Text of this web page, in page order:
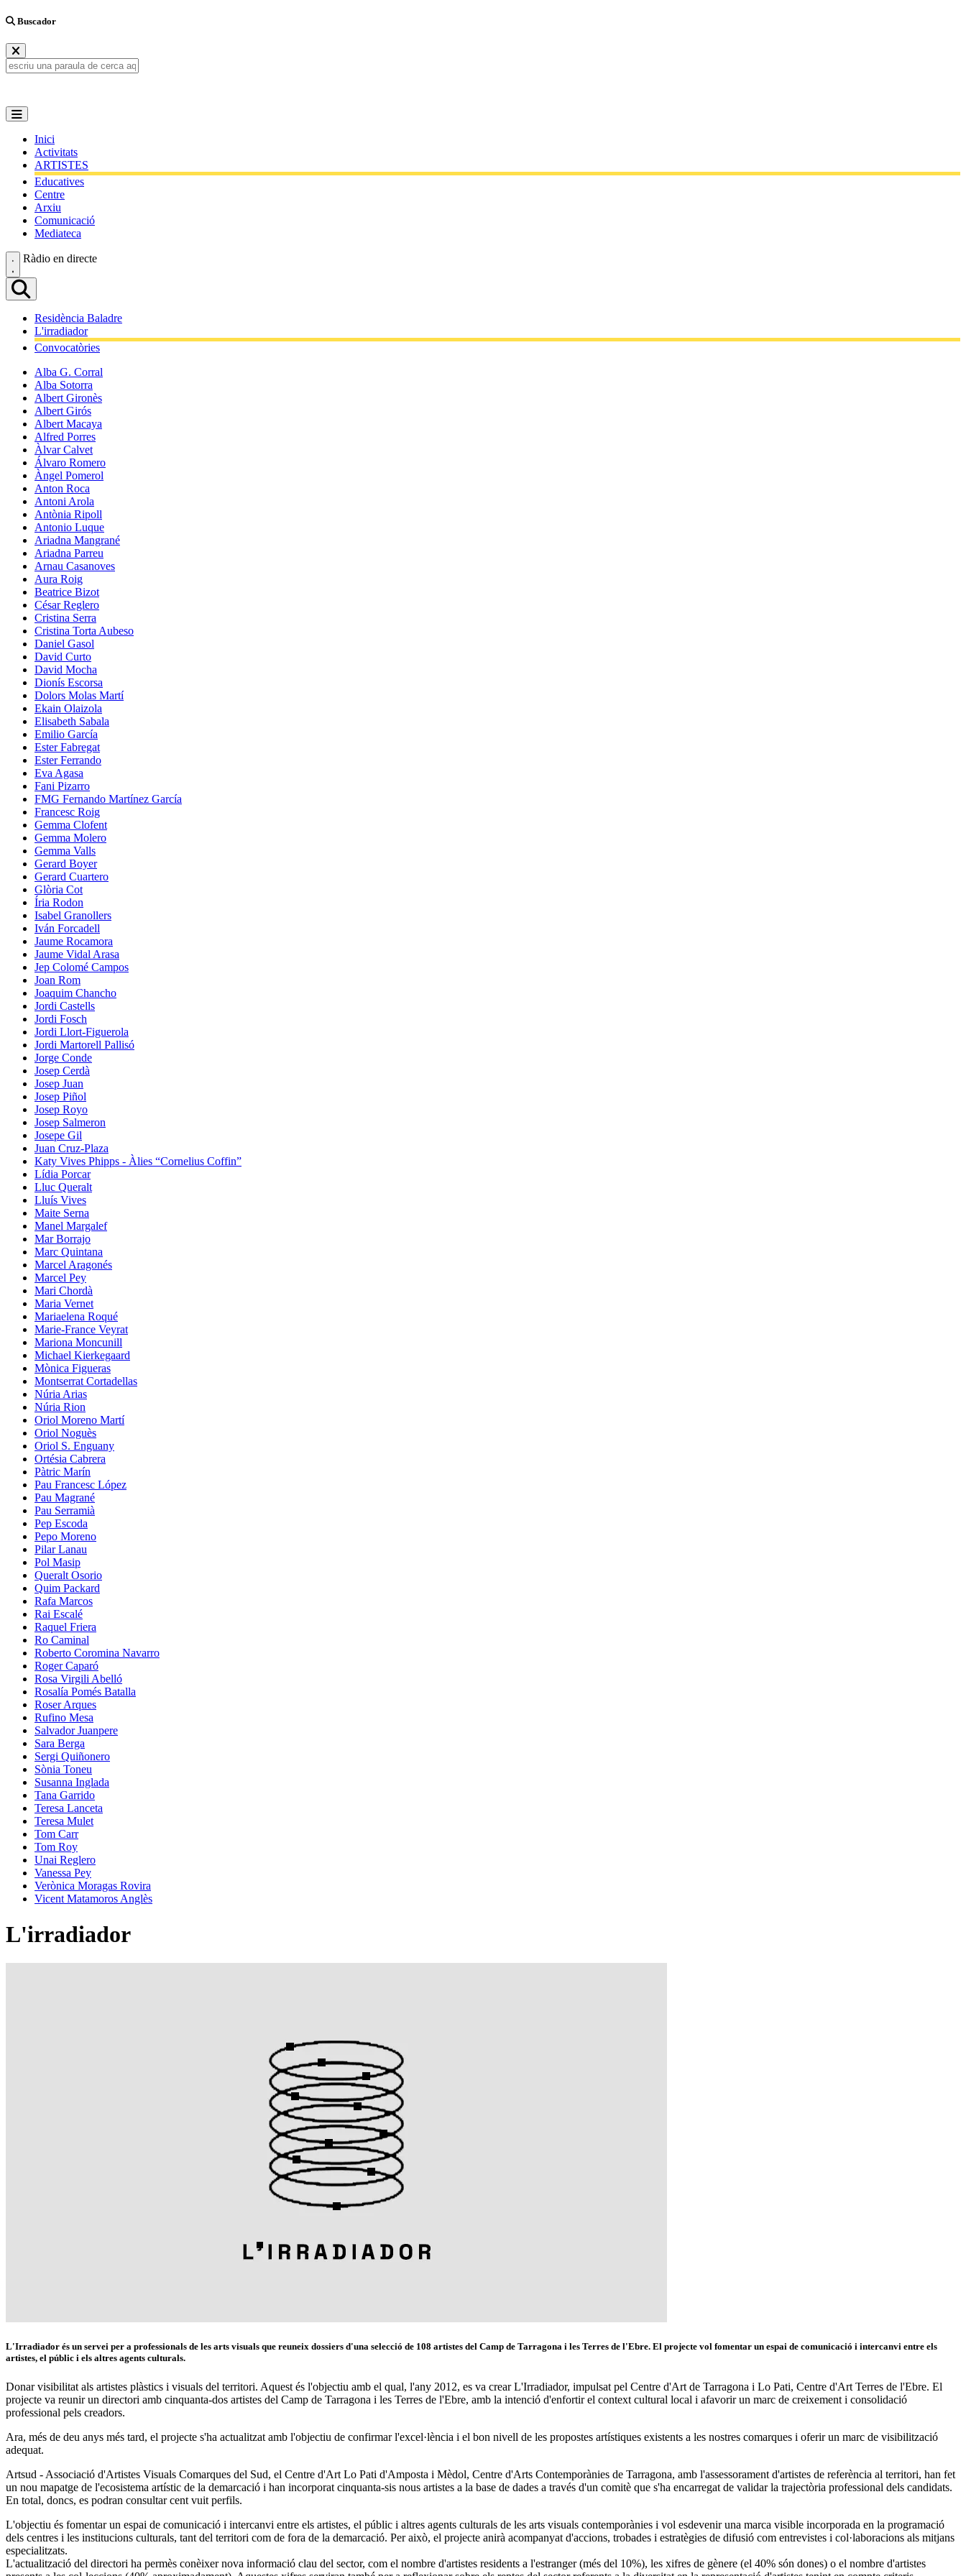
Buscador
Inici
Activitats
ARTISTES
Educatives
Centre
Arxiu
Comunicació
Mediateca
Ràdio en directe
Residència Baladre
L'irradiador
Convocatòries
Alba G. Corral
Alba Sotorra
Albert Gironès
Albert Girós
Albert Macaya
Alfred Porres
Àlvar Calvet
Álvaro Romero
Àngel Pomerol
Anton Roca
Antoni Arola
Antònia Ripoll
Antonio Luque
Ariadna Mangrané
Ariadna Parreu
Arnau Casanoves
Aura Roig
Beatrice Bizot
César Reglero
Cristina Serra
Cristina Torta Aubeso
Daniel Gasol
David Curto
David Mocha
Dionís Escorsa
Dolors Molas Martí
Ekain Olaizola
Elisabeth Sabala
Emilio García
Ester Fabregat
Ester Ferrando
Eva Agasa
Fani Pizarro
FMG Fernando Martínez García
Francesc Roig
Gemma Clofent
Gemma Molero
Gemma Valls
Gerard Boyer
Gerard Cuartero
Glòria Cot
Íria Rodon
Isabel Granollers
Iván Forcadell
Jaume Rocamora
Jaume Vidal Arasa
Jep Colomé Campos
Joan Rom
Joaquim Chancho
Jordi Castells
Jordi Fosch
Jordi Llort-Figuerola
Jordi Martorell Pallisó
Jorge Conde
Josep Cerdà
Josep Juan
Josep Piñol
Josep Royo
Josep Salmeron
Josepe Gil
Juan Cruz-Plaza
Katy Vives Phipps - Àlies “Cornelius Coffin”
Lídia Porcar
Lluc Queralt
Lluís Vives
Maite Serna
Manel Margalef
Mar Borrajo
Marc Quintana
Marcel Aragonés
Marcel Pey
Mari Chordà
Maria Vernet
Mariaelena Roqué
Marie-France Veyrat
Mariona Moncunill
Michael Kierkegaard
Mònica Figueras
Montserrat Cortadellas
Núria Arias
Núria Rion
Oriol Moreno Martí
Oriol Noguès
Oriol S. Enguany
Ortésia Cabrera
Pàtric Marín
Pau Francesc López
Pau Magrané
Pau Serramià
Pep Escoda
Pepo Moreno
Pilar Lanau
Pol Masip
Queralt Osorio
Quim Packard
Rafa Marcos
Rai Escalé
Raquel Friera
Ro Caminal
Roberto Coromina Navarro
Roger Caparó
Rosa Virgili Abelló
Rosalía Pomés Batalla
Roser Arques
Rufino Mesa
Salvador Juanpere
Sara Berga
Sergi Quiñonero
Sònia Toneu
Susanna Inglada
Tana Garrido
Teresa Lanceta
Teresa Mulet
Tom Carr
Tom Roy
Unai Reglero
Vanessa Pey
Verònica Moragas Rovira
Vicent Matamoros Anglès
L'irradiador
L'Irradiador és un servei per a professionals de les arts visuals que reuneix dossiers d'una selecció de 108 artistes del Camp de Tarragona i les Terres de l'Ebre. El projecte vol fomentar un espai de comunicació i intercanvi entre els
artistes, el públic i els altres agents culturals.
Donar visibilitat als artistes plàstics i visuals del territori. Aquest és l'objectiu amb el qual, l'any 2012, es va crear L'Irradiador, impulsat pel Centre d'Art de Tarragona i Lo Pati, Centre d'Art Terres de l'Ebre. El
projecte va reunir un directori amb cinquanta-dos artistes del Camp de Tarragona i les Terres de l'Ebre, amb la intenció d'enfortir el context cultural local i afavorir un marc de creixement i consolidació
professional pels creadors.
Ara, més de deu anys més tard, el projecte s'ha actualitzat amb l'objectiu de confirmar l'excel·lència i el bon nivell de les propostes artístiques existents a les nostres comarques i oferir un marc de visibilització
adequat.
Artsud - Associació d'Artistes Visuals Comarques del Sud, el Centre d'Art Lo Pati d'Amposta i Mèdol, Centre d'Arts Contemporànies de Tarragona, amb l'assessorament d'artistes de referència al territori, han fet
un nou mapatge de l'ecosistema artístic de la demarcació i han incorporat cinquanta-sis nous artistes a la base de dades a través d'un comitè que s'ha encarregat de validar la trajectòria professional dels candidats.
En total, doncs, es podran consultar cent vuit perfils.
L'objectiu és fomentar un espai de comunicació i intercanvi entre els artistes, el públic i altres agents culturals de les arts visuals contemporànies i vol esdevenir una marca visible incorporada en la programació
dels centres i les institucions culturals, tant del territori com de fora de la demarcació. Per això, el projecte anirà acompanyat d'accions, trobades i estratègies de difusió com entrevistes i col·laboracions als mitjans
especialitzats.
L'actualització del directori ha permès conèixer nova informació clau del sector, com el nombre d'artistes residents a l'estranger (més del 10%), les xifres de gènere (el 40% són dones) o el nombre d'artistes